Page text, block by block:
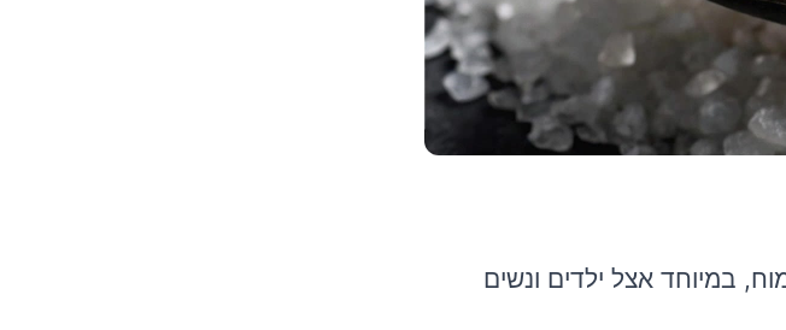
במיוחד אצל ילדים ונשים